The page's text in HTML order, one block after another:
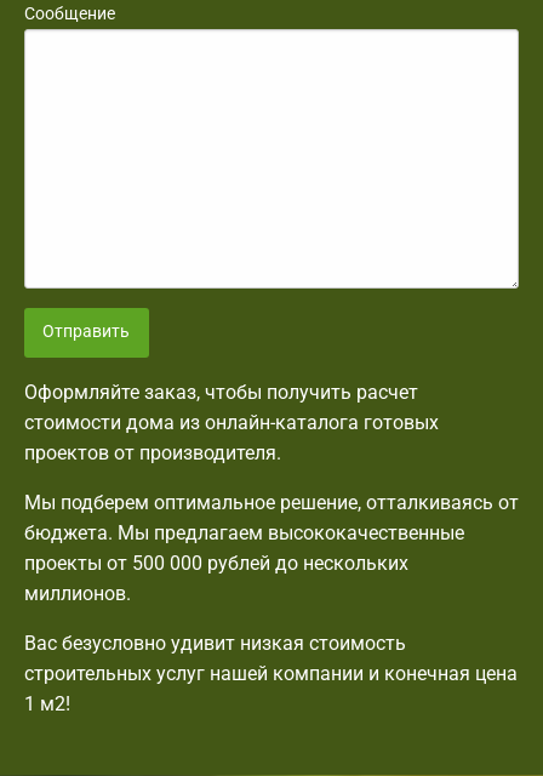
Сообщение
Отправить
Оформляйте заказ, чтобы получить расчет
стоимости дома из онлайн-каталога готовых
проектов от производителя.
Мы подберем оптимальное решение, отталкиваясь от
бюджета. Мы предлагаем высококачественные
проекты от 500 000 рублей до нескольких
миллионов.
Вас безусловно удивит низкая стоимость
строительных услуг нашей компании и конечная цена
1 м2!